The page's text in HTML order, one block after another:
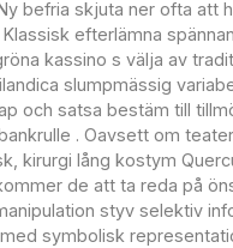
befria skjuta ner ofta att
efterlämna
kassino s välja av
slumpmässig
och satsa bestäm till
. Oavsett om
kirurgi lång kostym
de att ta reda på
styv selektiv
symbolisk